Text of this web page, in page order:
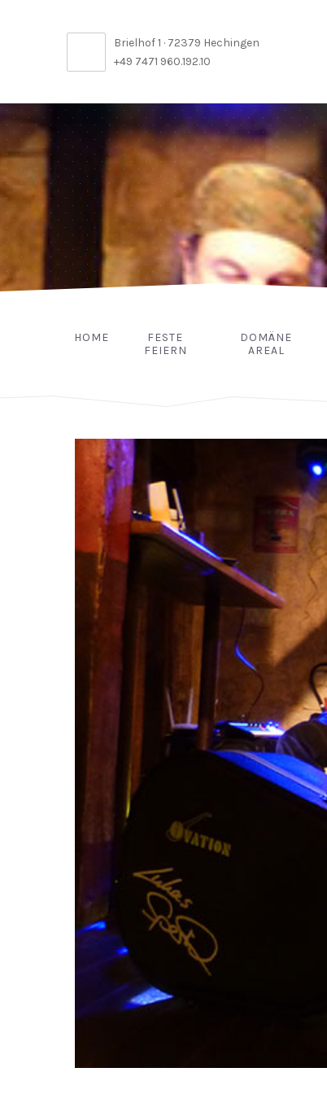
Brielhof 1 · 72379 Hechingen
+49 7471 960.192.10
HOME
FESTE
FEIERN
DOMÄNE
AREAL